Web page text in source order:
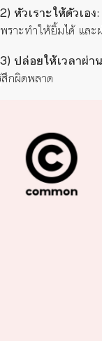
หัวเราะให้ตัวเอง:
พราะทำให้ยิ้มได้ แล
ปล่อยให้เวลาผ่า
กผิดพลาด